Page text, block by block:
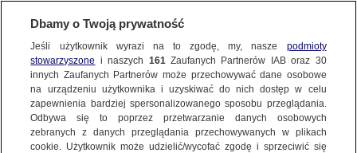
KONTAKT24
Wyślij Materiał
WYŚLIJ MATERIAŁDzień dobry!
Jedno konto do wszystkich usług
Dbamy o Twoją prywatność
Jeśli użytkownik wyrazi na to zgodę, my, nasze podmioty
stowarzyszone i naszych 161Zaufanych Partnerów IAB oraz 30
innych Zaufanych Partnerów może przechowywać dane osobowe
na urządzeniu użytkownika i uzyskiwać do nich dostęp w celu
zapewnienia bardziej spersonalizowanego sposobu przeglądania.
Odbywa się to poprzez przetwarzanie danych osobowych
zebranych z danych przeglądania przechowywanych w plikach
cookie. Użytkownik może udzielić/wycofać zgodę i sprzeciwić się